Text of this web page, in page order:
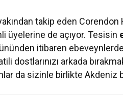
takip eden Corendon
üyelerine de açıyor. Tesisin
itibaren
dostlarınızı arkada
da sizinle birlikte Akdeniz